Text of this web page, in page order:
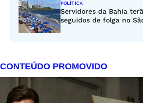
POLÍTICA
Servidores da Bahia
seguidos de folga no